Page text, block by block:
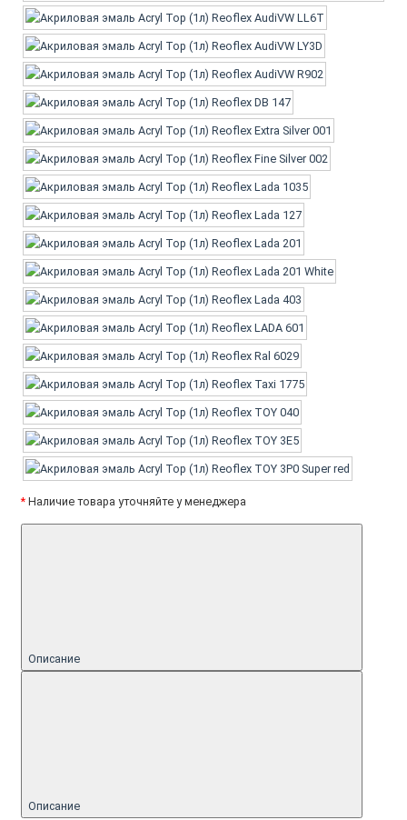
* Наличие товара уточняйте у менеджера
Описание
Описание